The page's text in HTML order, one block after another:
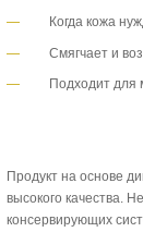
Когда кожа
Смягчает и
Подходит
Продукт на основе
высокого качества.
консервирующих